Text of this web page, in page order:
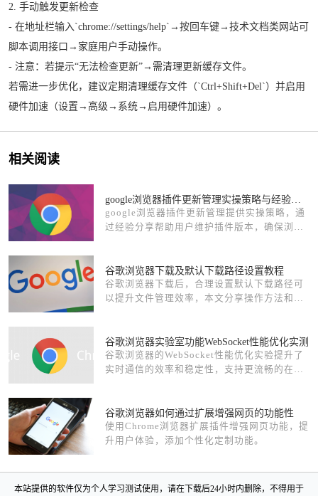
2. 手动触发更新检查
- 在地址栏输入`chrome://settings/help`→按回车键→技术文档类网站可
脚本调用接口→家庭用户手动操作。
- 注意：若提示“无法检查更新”→需清理更新缓存文件。
若需进一步优化，建议定期清理缓存文件（`Ctrl+Shift+Del`）并启用
硬件加速（设置→高级→系统→启用硬件加速）。
相关阅读
google浏览器插件更新管理提供实操策略，通
过经验分享帮助用户维护插件版本，确保浏览
谷歌浏览器下载及默认下载路径设置教程
谷歌浏览器下载后，合理设置默认下载路径可
以提升文件管理效率，本文分享操作方法和实
谷歌浏览器实验室功能WebSocket性能优化实测
谷歌浏览器的WebSocket性能优化实验提升了
实时通信的效率和稳定性，支持更流畅的在线
谷歌浏览器如何通过扩展增强网页的功能性
使用Chrome浏览器扩展插件增强网页功能，提
升用户体验，添加个性化定制功能。
本站提供的软件仅为个人学习测试使用，请在下载后24小时内删除，不得用于